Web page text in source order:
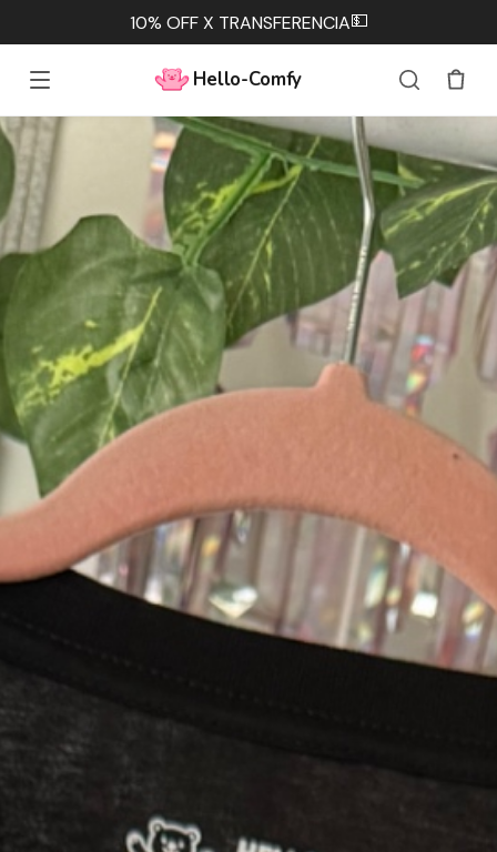
10% OFF X TRANSFERENCIA💵
Hello-Comfy